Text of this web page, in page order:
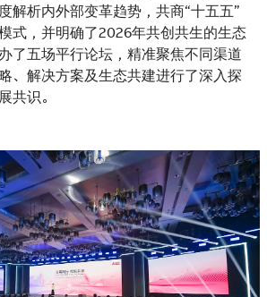
解析内外部变革趋势，共商“十五五”
式，并明确了2026年共创共生的生态
了五场平行论坛，精准聚焦不同渠道
、解决方案及生态共建进行了深入探
共识。